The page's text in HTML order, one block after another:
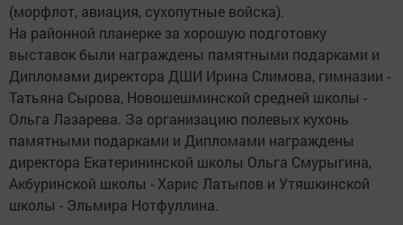
(морфлот, авиация, сухопутные войска).
На районной планерке за хорошую подготовку
выставок были награждены памятными подарками и
Дипломами директора ДШИ Ирина Слимова, гимназии -
Татьяна Сырова, Новошешминской средней школы -
Ольга Лазарева. За организацию полевых кухонь
памятными подарками и Дипломами награждены
директора Екатерининской школы Ольга Смурыгина,
Акбуринской школы - Харис Латыпов и Утяшкинской
школы - Эльмира Нотфуллина.